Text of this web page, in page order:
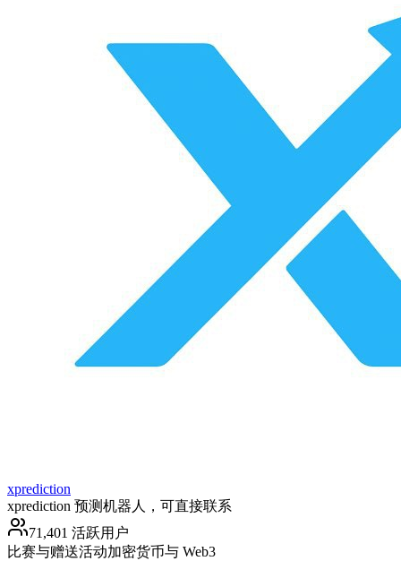
xprediction
xprediction 预测机器人，可直接联系
71,401 活跃用户
比赛与赠送活动加密货币与 Web3